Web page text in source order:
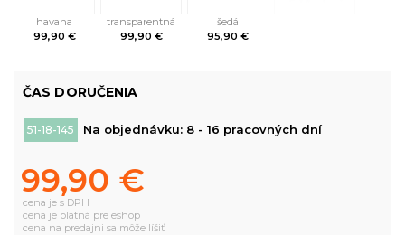
havana
99,90 €
transparentná
99,90 €
šedá
95,90 €
ČAS DORUČENIA
51-18-145 Na objednávku: 8 - 16 pracovných dní
99,90 €
cena je s DPH
cena je platná pre eshop
cena na predajni sa môže líšiť